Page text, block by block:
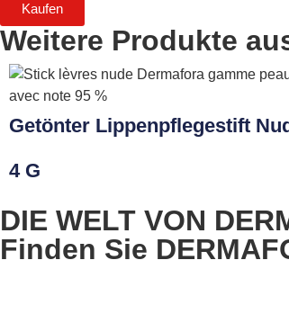
Kaufen
Weitere Produkte
Getönter Lippenpflegestift
4 G
DIE WELT VON
Finden Sie